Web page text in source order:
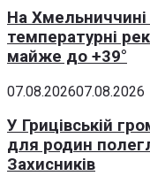
На Хмельниччині
температурні
майже до +39°
07.08.202607.08.2026
У Грицівській
для родин
Захисників